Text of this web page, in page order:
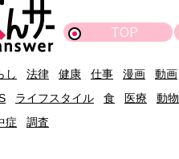
TOP
し 法律 健康 仕事 漫画 動画
ライフスタイル 食 医療 動物
症
調査